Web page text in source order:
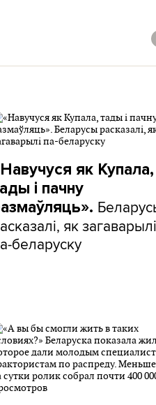
як Купала,
і пачну
як загаварылі
беларуску